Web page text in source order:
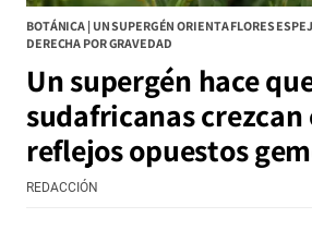
BOTÁNICA | UN SUPERGÉN ORIENTA FLORES
DERECHA POR GRAVEDAD
Un supergén hace
sudafricanas crezcan
reflejos opuestos
REDACCIÓN